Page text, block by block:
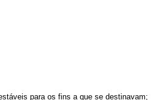
para os fins a que se destinavam;